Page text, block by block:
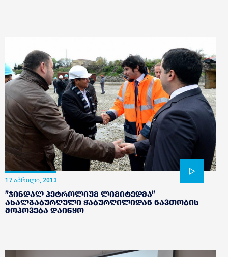
17 აპრილი, 2013
”ჯინდალ პეტროლიუმ ლიმიტედმა”
ახალგაბურღული ჭაბურღილიდან ნავთობის
მოპოვება დაიწყო